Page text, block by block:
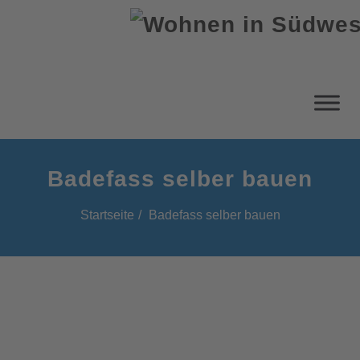
Badefass selber bauen
Startseite Badefass selber bauen